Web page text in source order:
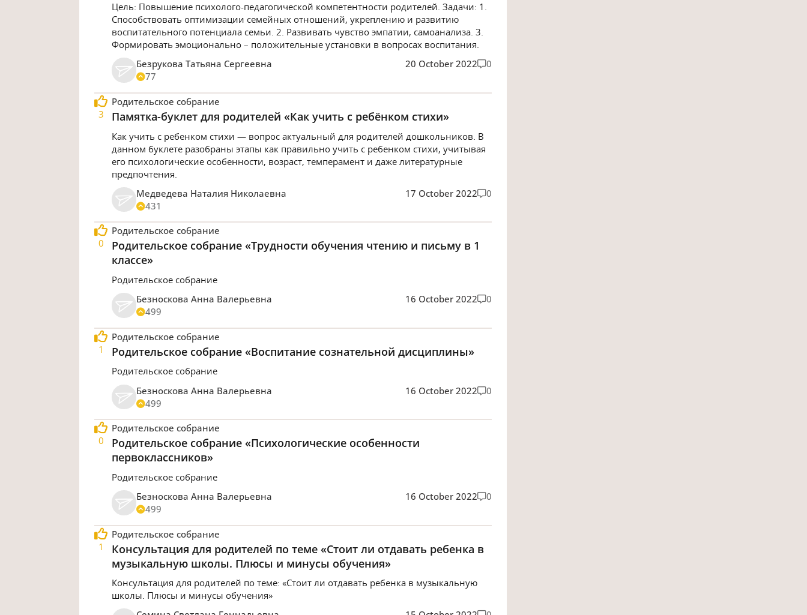
Цель: Повышение психолого-педагогической компетентности родителей. Задачи: 1.
Способствовать оптимизации семейных отношений, укреплению и развитию
воспитательного потенциала семьи. 2. Развивать чувство эмпатии, самоанализа. 3.
Формировать эмоционально – положительные установки в вопросах воспитания.
Безрукова Татьяна Сергеевна
77
20 October 2022 0
3
Родительское собрание
Памятка-буклет для родителей «Как учить с ребёнком стихи»
Как учить с ребенком стихи — вопрос актуальный для родителей дошкольников. В
данном буклете разобраны этапы как правильно учить с ребенком стихи, учитывая
его психологические особенности, возраст, темперамент и даже литературные
предпочтения.
Медведева Наталия Николаевна
431
17 October 2022 0
0
Родительское собрание
Родительское собрание «Трудности обучения чтению и письму в 1
классе»
Родительское собрание
Безноскова Анна Валерьевна
499
16 October 2022 0
1
Родительское собрание
Родительское собрание «Воспитание сознательной дисциплины»
Родительское собрание
Безноскова Анна Валерьевна
499
16 October 2022 0
0
Родительское собрание
Родительское собрание «Психологические особенности
первоклассников»
Родительское собрание
Безноскова Анна Валерьевна
499
16 October 2022 0
1
Родительское собрание
Консультация для родителей по теме «Стоит ли отдавать ребенка в
музыкальную школы. Плюсы и минусы обучения»
Консультация для родителей по теме: «Стоит ли отдавать ребенка в музыкальную
школы. Плюсы и минусы обучения»